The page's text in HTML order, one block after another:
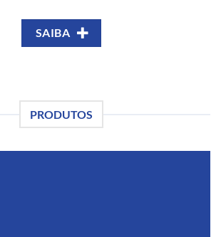
SAIBA
PRODUTOS